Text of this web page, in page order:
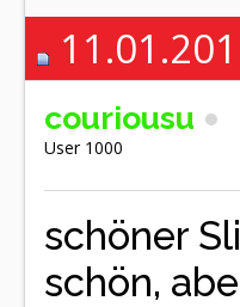
couriousu
User 1000
schöner
schön,